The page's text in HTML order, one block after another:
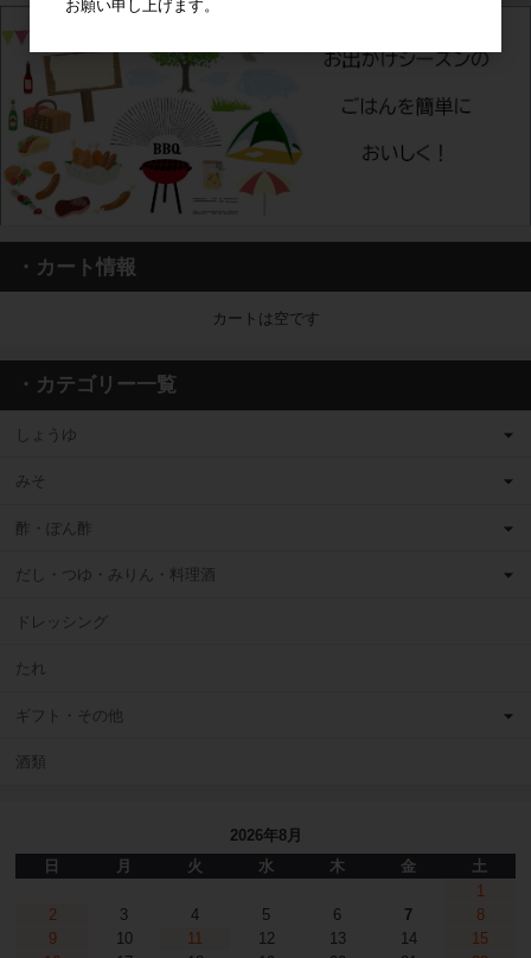
・カート情報
カートは空です
・カテゴリー一覧
しょうゆ
みそ
酢・ぽん酢
だし・つゆ・みりん・料理酒
ドレッシング
たれ
ギフト・その他
酒類
2026年8月
日
月 火 水 木 金
土
1
2
3 4 5 6 7
8
9
10 11 12 13 14
15
お願い申し上げます。